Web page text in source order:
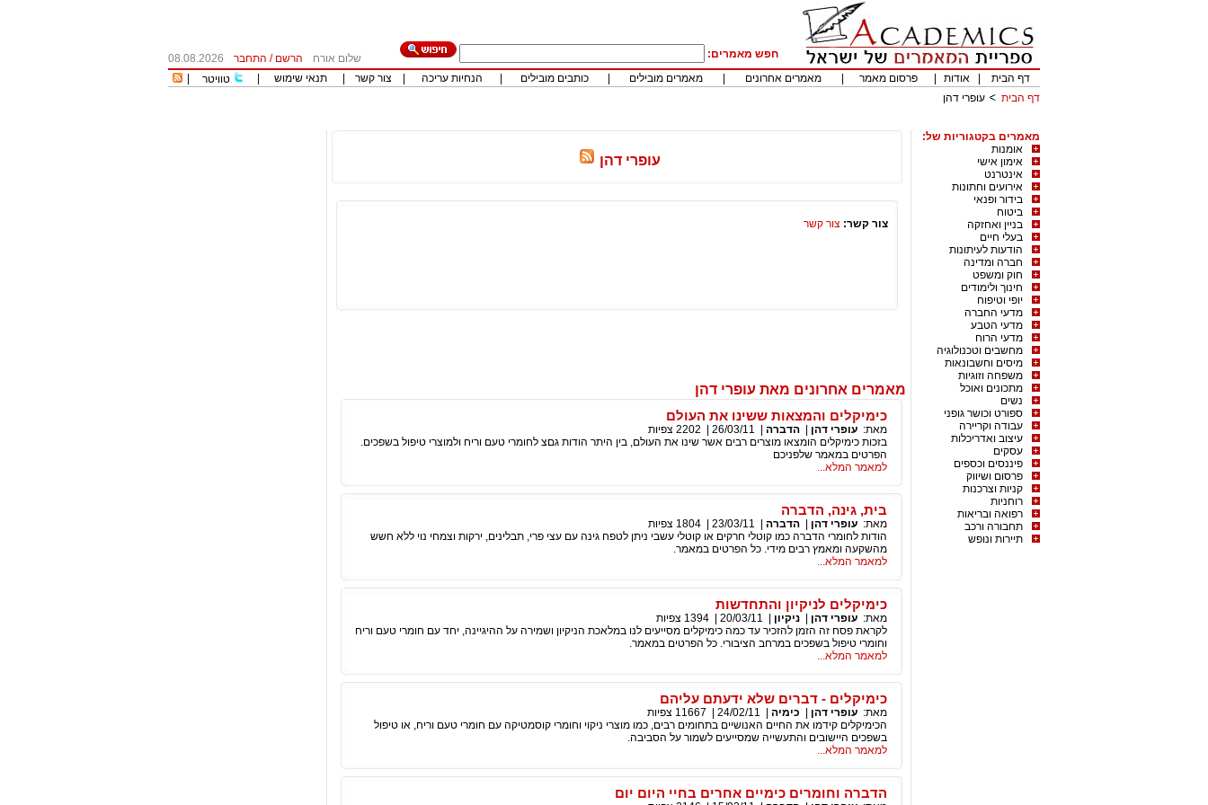
חפש מאמרים: שלום אורח הרשם / התחבר
08.08.2026
דף הבית
אודות פרסום מאמר מאמרים אחרונים מאמרים מובילים כותבים מובילים הנחיות עריכה צור קשר תנאי שימוש טוויטר
דף הבית
עופרי דהן
מאמרים בקטגוריות של:
אומנות
אימון אישי
אינטרנט
אירועים וחתונות
בידור ופנאי
ביטוח
בניין ואחזקה
בעלי חיים
הודעות לעיתונות
חברה ומדינה
חוק ומשפט
חינוך ולימודים
יופי וטיפוח
מדעי החברה
מדעי הטבע
מדעי הרוח
מחשבים וטכנולוגיה
מיסים וחשבונאות
משפחה וזוגיות
מתכונים ואוכל
נשים
ספורט וכושר גופני
עבודה וקריירה
עיצוב ואדריכלות
עסקים
פיננסים וכספים
פרסום ושיווק
קניות וצרכנות
רוחניות
רפואה ובריאות
תחבורה ורכב
תיירות ונופש
עופרי דהן
צור קשר: צור קשר
מאמרים אחרונים מאת עופרי דהן
כימיקלים והמצאות ששינו את העולם
מאת: עופרי דהן הדברה 26/03/11
2202 צפיות
בזכות כימיקלים הומצאו מוצרים רבים אשר שינו את העולם, בין היתר הודות גםצ לחומרי טעם וריח ולמוצרי טיפול בשפכים.
הפרטים במאמר שלפניכם
למאמר המלא...
בית, גינה, הדברה
מאת: עופרי דהן הדברה 23/03/11
1804 צפיות
הודות לחומרי הדברה כמו קוטלי חרקים או קוטלי עשבי ניתן לטפח גינה עם עצי פרי, תבלינים, ירקות וצמחי נוי ללא חשש
מהשקעה ומאמץ רבים מידי. כל הפרטים במאמר.
למאמר המלא...
כימיקלים לניקיון והתחדשות
מאת: עופרי דהן ניקיון 20/03/11
1394 צפיות
לקראת פסח זה הזמן להזכיר עד כמה כימיקלים מסייעים לנו במלאכת הניקיון ושמירה על ההיגיינה, יחד עם חומרי טעם וריח
וחומרי טיפול בשפכים במרחב הציבורי. כל הפרטים במאמר.
למאמר המלא...
כימיקלים - דברים שלא ידעתם עליהם
מאת: עופרי דהן כימיה 24/02/11
11667 צפיות
הכימיקלים קידמו את החיים האנושיים בתחומים רבים, כמו מוצרי ניקוי וחומרי קוסמטיקה עם חומרי טעם וריח, או טיפול
בשפכים היישובים והתעשייה שמסייעים לשמור על הסביבה.
למאמר המלא...
הדברה וחומרים כימיים אחרים בחיי היום יום